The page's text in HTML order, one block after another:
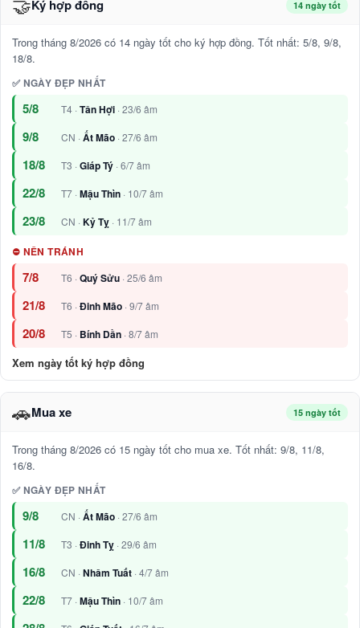
Ký hợp đồng 14 ngày tốt
Trong tháng 8/2026 có 14 ngày tốt cho ký hợp đồng. Tốt nhất: 5/8, 9/8,
18/8.
✅ NGÀY ĐẸP NHẤT
5/8 T4 · Tân Hợi · 23/6 âm
9/8 CN · Ất Mão · 27/6 âm
18/8 T3 · Giáp Tý · 6/7 âm
22/8 T7 · Mậu Thìn · 10/7 âm
23/8 CN · Kỷ Tỵ · 11/7 âm
⛔ NÊN TRÁNH
7/8 T6 ·Quý Sửu · 25/6 âm
21/8 T6 ·Đinh Mão · 9/7 âm
20/8 T5 · Bính Dần · 8/7 âm
Xem ngày tốt ký hợp đồng
🚗Mua xe 15 ngày tốt
Trong tháng 8/2026 có 15 ngày tốt cho mua xe. Tốt nhất: 9/8, 11/8,
16/8.
✅ NGÀY ĐẸP NHẤT
9/8 CN · Ất Mão · 27/6 âm
11/8 T3 · Đinh Tỵ · 29/6 âm
16/8 CN · Nhâm Tuất · 4/7 âm
22/8 T7 · Mậu Thìn · 10/7 âm